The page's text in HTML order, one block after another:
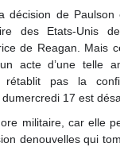
décision de Paulson
des Etats-Unis
de Reagan. Mais
acte d’une telle
rétablit pas la
17 est
militaire, car elle
denouvelles qui